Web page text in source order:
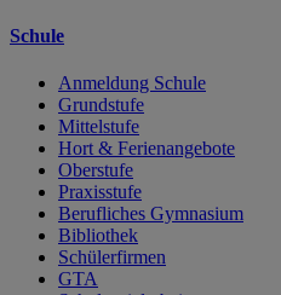
Schule
Anmeldung Schule
Grundstufe
Mittelstufe
Hort & Ferienangebote
Oberstufe
Praxisstufe
Berufliches Gymnasium
Bibliothek
Schülerfirmen
GTA